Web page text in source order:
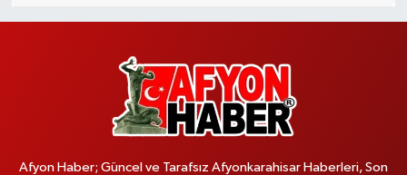
Afyon Haber; Güncel ve Tarafsız Afyonkarahisar Haberleri, Son